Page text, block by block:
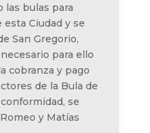
las bulas para
esta Ciudad y se
San Gregorio,
para ello
cobranza y pago
de la Bula de
se
y Matías